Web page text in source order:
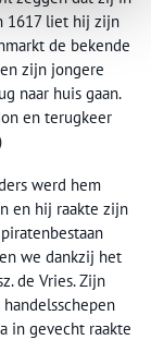
1617 liet hij zijn
de bekende
zijn jongere
naar huis gaan.
en terugkeer
werd hem
en hij raakte zijn
we dankzij het
de Vries. Zijn
in gevecht raakte